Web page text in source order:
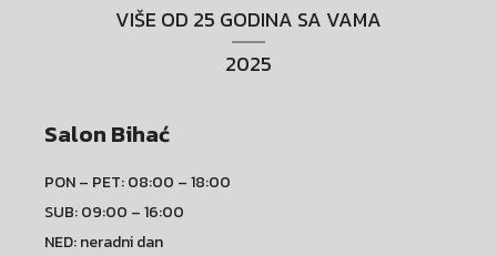
VIŠE OD 25 GODINA SA VAMA
2025
Salon Bihać
PON – PET: 08:00 – 18:00
SUB: 09:00 – 16:00
NED: neradni dan